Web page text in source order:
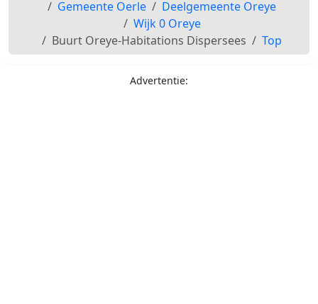
Gemeente Oerle
Deelgemeente Oreye
Wijk 0 Oreye
Buurt Oreye-Habitations Dispersees
Top
Advertentie: